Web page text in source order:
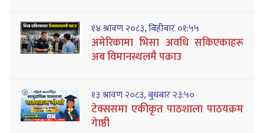
१४ श्रावण २०८३, बिहीबार ०१:५५
अमेरिकामा भिसा अवधि सकिएकाहरू
अब विमानस्थलमै पक्राउ
१३ श्रावण २०८३, बुधबार २३:५०
टेक्ससमा एकीकृत पाठशाला पाठयक्रम
गेाष्ठी